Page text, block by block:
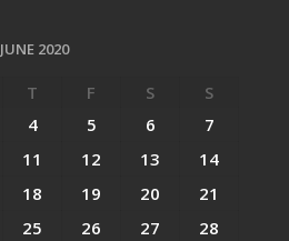
JUNE 2020
T F S
S
4 5 6
7
11 12 13
14
18 19 20
21
25 26 27
28